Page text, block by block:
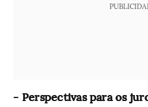
- Perspectivas para os